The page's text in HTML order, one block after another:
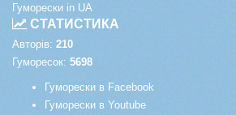
Гуморески in UA
СТАТИСТИКА
Авторів: 210
Гуморесок: 5698
Гуморески в Facebook
Гуморески в Youtube